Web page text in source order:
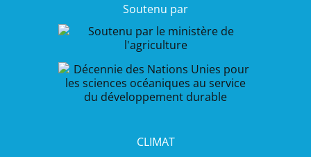
Soutenu par
CLIMAT